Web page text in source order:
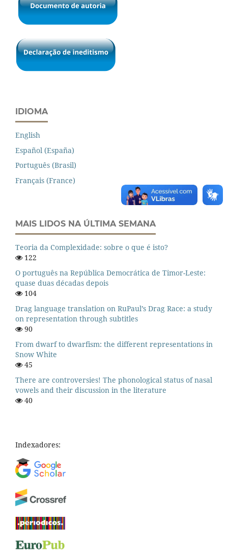
IDIOMA
English
Español (España)
Português (Brasil)
Français (France)
MAIS LIDOS NA ÚLTIMA SEMANA
Teoria da Complexidade: sobre o que é isto?
122
O português na República Democrática de Timor-Leste:
quase duas décadas depois
104
Drag language translation on RuPaul’s Drag Race: a study
on representation through subtitles
90
From dwarf to dwarfism: the different representations in
Snow White
45
There are controversies! The phonological status of nasal
vowels and their discussion in the literature
40
Indexadores: